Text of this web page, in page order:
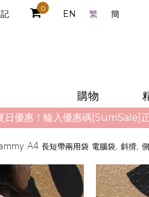
EN 繁 簡
0
購物
日優惠！輪入優惠碼[SumSale]
A4 長短帶兩用袋 電腦袋, 斜揹,